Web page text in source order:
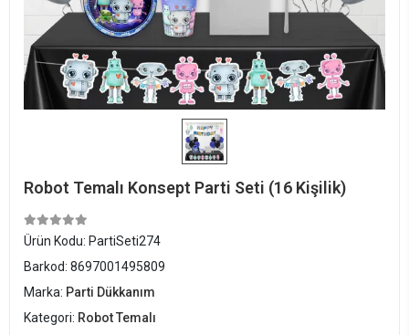
Robot Temalı Konsept Parti Seti (16 Kişilik)
Ürün Kodu: PartiSeti274
Barkod: 8697001495809
Marka: Parti Dükkanım
Kategori: Robot Temalı